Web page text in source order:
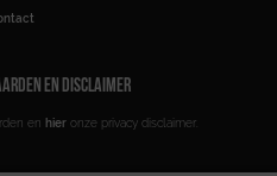
EN DISCLAIMER
en hier onze privacy disclaimer.